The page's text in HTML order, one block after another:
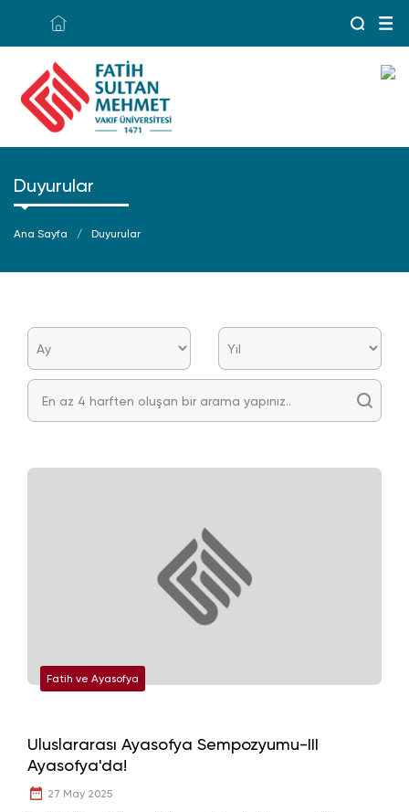
Duyurular
Ana Sayfa Duyurular
Fatih ve Ayasofya
Uluslararası Ayasofya Sempozyumu-III
Ayasofya'da!
27 May 2025